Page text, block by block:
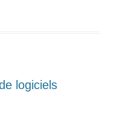
logiciels